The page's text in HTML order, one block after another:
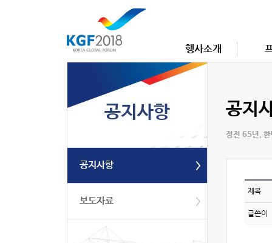
행사소개
공지사항
공지사항
보도자료
공지
정전 65년, 한
제목
글쓴이